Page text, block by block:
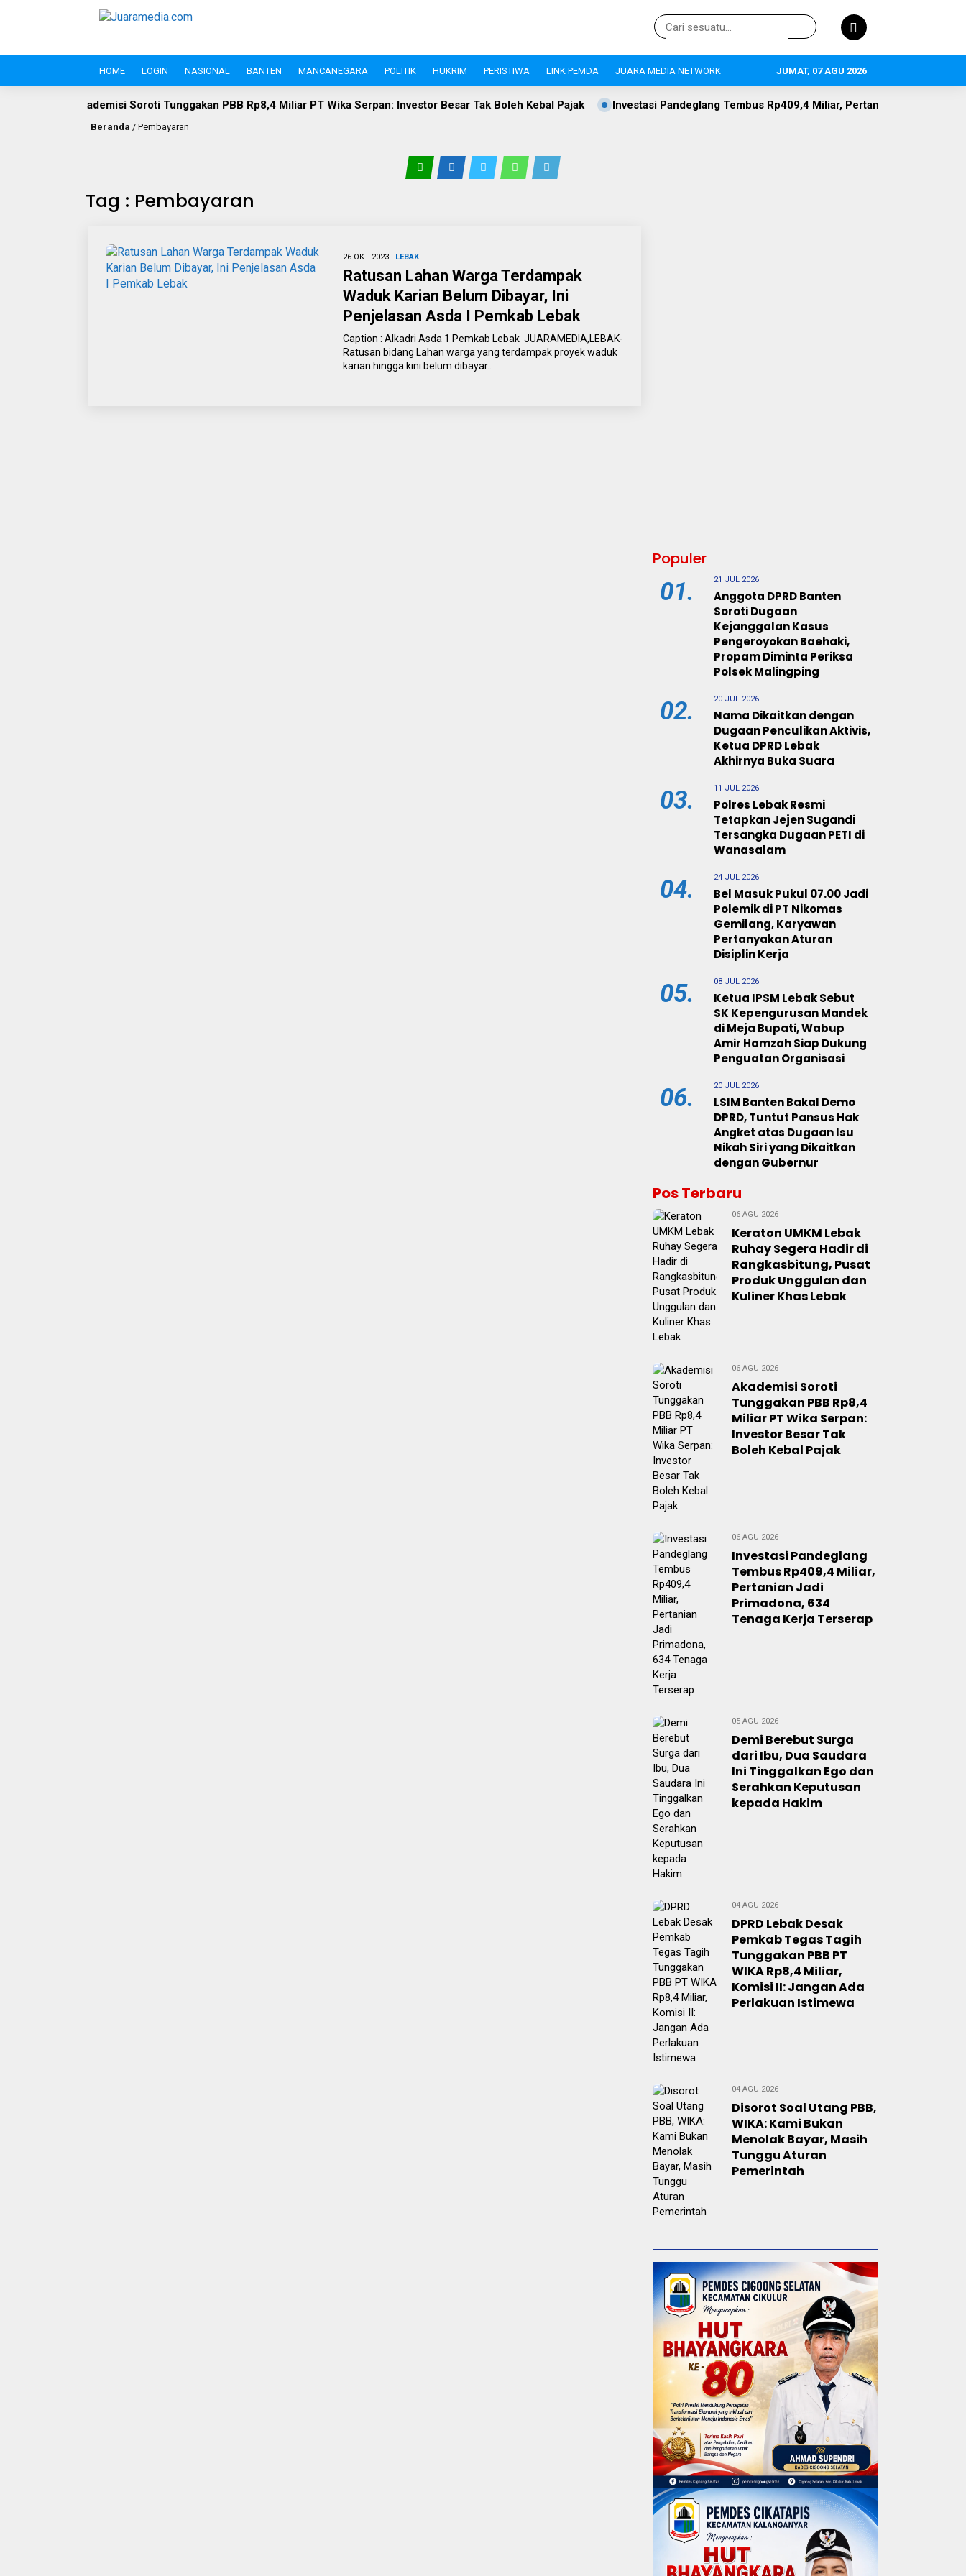
HOME LOGIN NASIONAL BANTEN MANCANEGARA POLITIK HUKRIM PERISTIWA LINK PEMDA JUARA MEDIA NETWORK JUMAT, 07 AGU 2026
Soroti Tunggakan PBB Rp8,4 Miliar PT Wika Serpan: Investor Besar Tak Boleh Kebal Pajak Investasi Pandeglang Tembus Rp409,4 Miliar, Pertanian Jadi Primadona, 634 Tenaga Kerja
Beranda / Pembayaran
Tag : Pembayaran
26 OKT 2023 | LEBAK
Ratusan Lahan Warga Terdampak
Waduk Karian Belum Dibayar, Ini
Penjelasan Asda I Pemkab Lebak
Caption : Alkadri Asda 1 Pemkab Lebak JUARAMEDIA,LEBAK-
Ratusan bidang Lahan warga yang terdampak proyek waduk
karian hingga kini belum dibayar..
Populer
01. 21 JUL 2026
Anggota DPRD Banten
Soroti Dugaan
Kejanggalan Kasus
Pengeroyokan Baehaki,
Propam Diminta Periksa
Polsek Malingping
02. 20 JUL 2026
Nama Dikaitkan dengan
Dugaan Penculikan Aktivis,
Ketua DPRD Lebak
Akhirnya Buka Suara
03. 11 JUL 2026
Polres Lebak Resmi
Tetapkan Jejen Sugandi
Tersangka Dugaan PETI di
Wanasalam
04. 24 JUL 2026
Bel Masuk Pukul 07.00 Jadi
Polemik di PT Nikomas
Gemilang, Karyawan
Pertanyakan Aturan
Disiplin Kerja
05. 08 JUL 2026
Ketua IPSM Lebak Sebut
SK Kepengurusan Mandek
di Meja Bupati, Wabup
Amir Hamzah Siap Dukung
Penguatan Organisasi
06. 20 JUL 2026
LSIM Banten Bakal Demo
DPRD, Tuntut Pansus Hak
Angket atas Dugaan Isu
Nikah Siri yang Dikaitkan
dengan Gubernur
Pos Terbaru
06 AGU 2026
Keraton UMKM Lebak
Ruhay Segera Hadir di
Rangkasbitung, Pusat
Produk Unggulan dan
Kuliner Khas Lebak
06 AGU 2026
Akademisi Soroti
Tunggakan PBB Rp8,4
Miliar PT Wika Serpan:
Investor Besar Tak
Boleh Kebal Pajak
06 AGU 2026
Investasi Pandeglang
Tembus Rp409,4 Miliar,
Pertanian Jadi
Primadona, 634
Tenaga Kerja Terserap
05 AGU 2026
Demi Berebut Surga
dari Ibu, Dua Saudara
Ini Tinggalkan Ego dan
Serahkan Keputusan
kepada Hakim
04 AGU 2026
DPRD Lebak Desak
Pemkab Tegas Tagih
Tunggakan PBB PT
WIKA Rp8,4 Miliar,
Komisi II: Jangan Ada
Perlakuan Istimewa
04 AGU 2026
Disorot Soal Utang PBB,
WIKA: Kami Bukan
Menolak Bayar, Masih
Tunggu Aturan
Pemerintah